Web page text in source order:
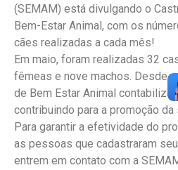
(SEMAM) está divulgando o
Bem-Estar Animal, com os
cães realizadas a cada mês!
Em maio, foram realizadas 32
fêmeas e nove machos. Desde
de Bem Estar Animal contabiliza
contribuindo para a promoção da
Para garantir a efetividade do
as pessoas que cadastraram
entrem em contato com a